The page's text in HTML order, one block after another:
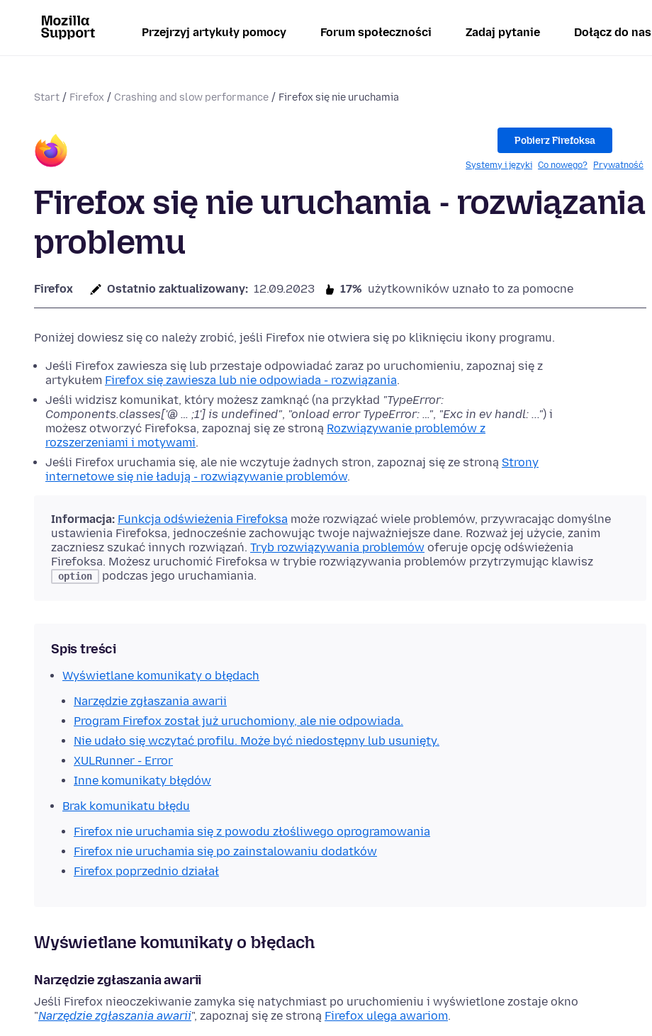
Przejrzyj artykuły pomocy Forum społeczności Zadaj pytanie Dołącz do nas
Start Firefox Crashing and slow performance Firefox się nie uruchamia
Pobierz Firefoksa
Systemy i języki Co nowego? Prywatność
Firefox się nie uruchamia - rozwiązania
problemu
Firefox Ostatnio zaktualizowany: 12.09.2023 17% użytkowników uznało to za pomocne
Poniżej dowiesz się co należy zrobić, jeśli Firefox nie otwiera się po kliknięciu ikony programu.
Jeśli Firefox zawiesza się lub przestaje odpowiadać zaraz po uruchomieniu, zapoznaj się z
artykułem Firefox się zawiesza lub nie odpowiada - rozwiązania.
Jeśli widzisz komunikat, który możesz zamknąć (na przykład "TypeError:
Components.classes['@ … ;1'] is undefined", "onload error TypeError: …", "Exc in ev handl: ...") i
możesz otworzyć Firefoksa, zapoznaj się ze stroną Rozwiązywanie problemów z
rozszerzeniami i motywami.
Jeśli Firefox uruchamia się, ale nie wczytuje żadnych stron, zapoznaj się ze stroną Strony
internetowe się nie ładują - rozwiązywanie problemów.
Informacja: Funkcja odświeżenia Firefoksa może rozwiązać wiele problemów, przywracając domyślne
ustawienia Firefoksa, jednocześnie zachowując twoje najważniejsze dane. Rozważ jej użycie, zanim
zaczniesz szukać innych rozwiązań. Tryb rozwiązywania problemów oferuje opcję odświeżenia
Firefoksa. Możesz uruchomić Firefoksa w trybie rozwiązywania problemów przytrzymując klawisz
option podczas jego uruchamiania.
Spis treści
Wyświetlane komunikaty o błędach
Narzędzie zgłaszania awarii
Program Firefox został już uruchomiony, ale nie odpowiada.
Nie udało się wczytać profilu. Może być niedostępny lub usunięty.
XULRunner - Error
Inne komunikaty błędów
Brak komunikatu błędu
Firefox nie uruchamia się z powodu złośliwego oprogramowania
Firefox nie uruchamia się po zainstalowaniu dodatków
Firefox poprzednio działał
Wyświetlane komunikaty o błędach
Narzędzie zgłaszania awarii
Jeśli Firefox nieoczekiwanie zamyka się natychmiast po uruchomieniu i wyświetlone zostaje okno
"Narzędzie zgłaszania awarii", zapoznaj się ze stroną Firefox ulega awariom.